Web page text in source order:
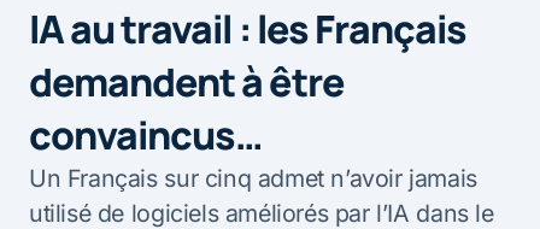
IA au travail : les Français
demandent à être
convaincus…
Un Français sur cinq admet n’avoir jamais
utilisé de logiciels améliorés par l’IA dans le